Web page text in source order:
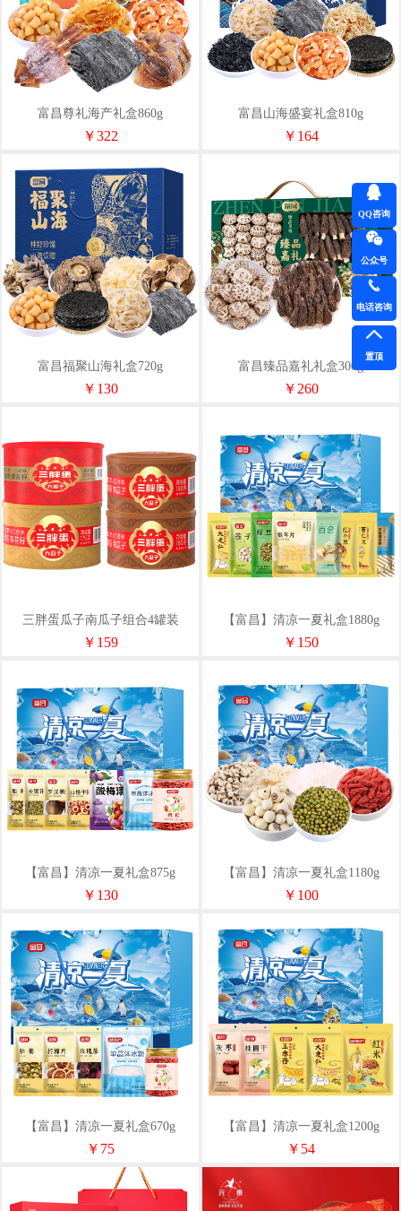
富昌尊礼海产礼盒860g
￥322
富昌山海盛宴礼盒810g
￥164
富昌福聚山海礼盒720g
￥130
富昌臻品嘉礼礼盒300g
￥260
三胖蛋瓜子南瓜子组合4罐装
￥159
【富昌】清凉一夏礼盒1880g
￥150
【富昌】清凉一夏礼盒875g
￥130
【富昌】清凉一夏礼盒1180g
￥100
【富昌】清凉一夏礼盒670g
￥75
【富昌】清凉一夏礼盒1200g
￥54
QQ咨询
公众号
电话咨询
置顶